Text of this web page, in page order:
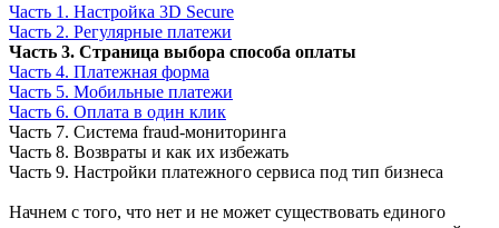
Часть 1. Настройка 3D Secure
Часть 2. Регулярные платежи
Часть 3. Страница выбора способа оплаты
Часть 4. Платежная форма
Часть 5. Мобильные платежи
Часть 6. Оплата в один клик
Часть 7. Система fraud-мониторинга
Часть 8. Возвраты и как их избежать
Часть 9. Настройки платежного сервиса под тип бизнеса
Начнем с того, что нет и не может существовать единого